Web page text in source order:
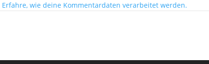
Erfahre, wie deine Kommentardaten verarbeitet werden.